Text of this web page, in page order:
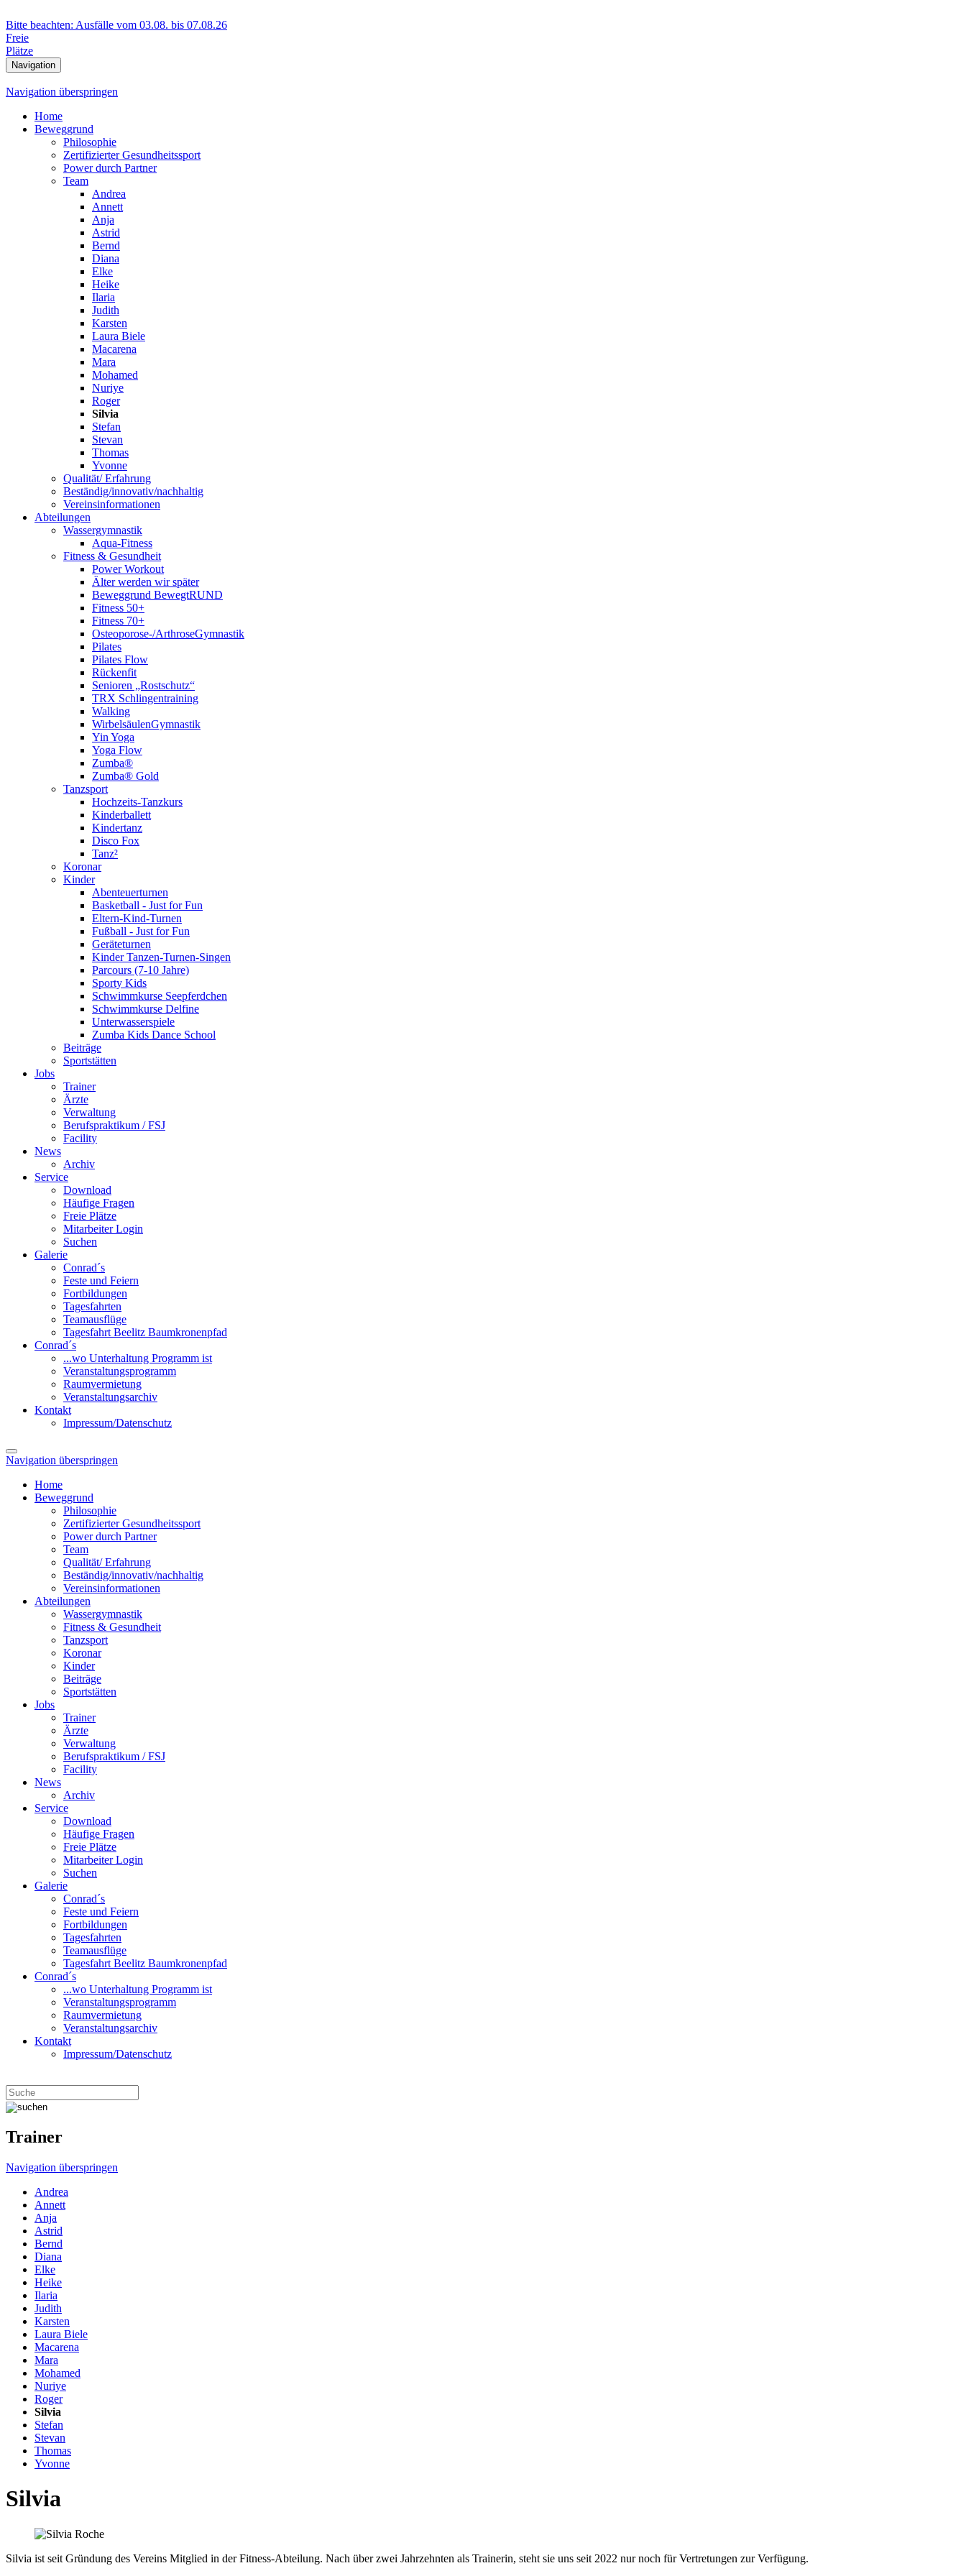
Bitte beachten: Ausfälle vom 03.08. bis 07.08.26
Freie
Plätze
Navigation
Navigation überspringen
Home
Beweggrund
Philosophie
Zertifizierter Gesundheitssport
Power durch Partner
Team
Andrea
Annett
Anja
Astrid
Bernd
Diana
Elke
Heike
Ilaria
Judith
Karsten
Laura Biele
Macarena
Mara
Mohamed
Nuriye
Roger
Silvia
Stefan
Stevan
Thomas
Yvonne
Qualität/ Erfahrung
Beständig/innovativ/nachhaltig
Vereinsinformationen
Abteilungen
Wassergymnastik
Aqua-Fitness
Fitness & Gesundheit
Power Workout
Älter werden wir später
Beweggrund BewegtRUND
Fitness 50+
Fitness 70+
Osteoporose-/ArthroseGymnastik
Pilates
Pilates Flow
Rückenfit
Senioren „Rostschutz“
TRX Schlingentraining
Walking
WirbelsäulenGymnastik
Yin Yoga
Yoga Flow
Zumba®
Zumba® Gold
Tanzsport
Hochzeits-Tanzkurs
Kinderballett
Kindertanz
Disco Fox
Tanz²
Koronar
Kinder
Abenteuerturnen
Basketball - Just for Fun
Eltern-Kind-Turnen
Fußball - Just for Fun
Geräteturnen
Kinder Tanzen-Turnen-Singen
Parcours (7-10 Jahre)
Sporty Kids
Schwimmkurse Seepferdchen
Schwimmkurse Delfine
Unterwasserspiele
Zumba Kids Dance School
Beiträge
Sportstätten
Jobs
Trainer
Ärzte
Verwaltung
Berufspraktikum / FSJ
Facility
News
Archiv
Service
Download
Häufige Fragen
Freie Plätze
Mitarbeiter Login
Suchen
Galerie
Conrad´s
Feste und Feiern
Fortbildungen
Tagesfahrten
Teamausflüge
Tagesfahrt Beelitz Baumkronenpfad
Conrad´s
...wo Unterhaltung Programm ist
Veranstaltungsprogramm
Raumvermietung
Veranstaltungsarchiv
Kontakt
Impressum/Datenschutz
Navigation überspringen
Home
Beweggrund
Philosophie
Zertifizierter Gesundheitssport
Power durch Partner
Team
Qualität/ Erfahrung
Beständig/innovativ/nachhaltig
Vereinsinformationen
Abteilungen
Wassergymnastik
Fitness & Gesundheit
Tanzsport
Koronar
Kinder
Beiträge
Sportstätten
Jobs
Trainer
Ärzte
Verwaltung
Berufspraktikum / FSJ
Facility
News
Archiv
Service
Download
Häufige Fragen
Freie Plätze
Mitarbeiter Login
Suchen
Galerie
Conrad´s
Feste und Feiern
Fortbildungen
Tagesfahrten
Teamausflüge
Tagesfahrt Beelitz Baumkronenpfad
Conrad´s
...wo Unterhaltung Programm ist
Veranstaltungsprogramm
Raumvermietung
Veranstaltungsarchiv
Kontakt
Impressum/Datenschutz
Trainer
Navigation überspringen
Andrea
Annett
Anja
Astrid
Bernd
Diana
Elke
Heike
Ilaria
Judith
Karsten
Laura Biele
Macarena
Mara
Mohamed
Nuriye
Roger
Silvia
Stefan
Stevan
Thomas
Yvonne
Silvia
Silvia ist seit Gründung des Vereins Mitglied in der Fitness-Abteilung. Nach über zwei Jahrzehnten als Trainerin, steht sie uns seit 2022 nur noch für Vertretungen zur Verfügung.